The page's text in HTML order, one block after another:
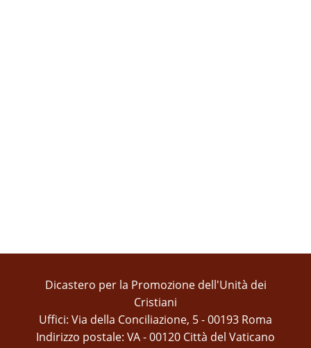
Dicastero per la Promozione dell'Unità dei
Cristiani
Uffici: Via della Conciliazione, 5 - 00193 Roma
Indirizzo postale: VA - 00120 Città del Vaticano